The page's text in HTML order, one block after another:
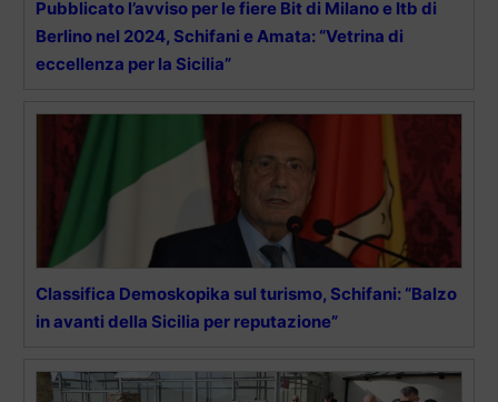
Pubblicato l’avviso per le fiere Bit di Milano e Itb di
Berlino nel 2024, Schifani e Amata: “Vetrina di
eccellenza per la Sicilia”
Classifica Demoskopika sul turismo, Schifani: “Balzo
in avanti della Sicilia per reputazione”